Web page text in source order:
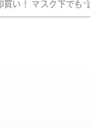
買い！ マスク下でも